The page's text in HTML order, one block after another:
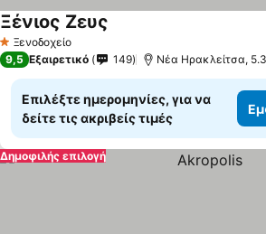
1 Αστέρια
Ξενοδοχείο
Ξένιος Ζευς
9,5 Εξαιρετικό 149 Νέα Ηρακλείτσα,
Επιλέξτε ημερομηνίες, για να
δείτε τις ακριβείς τιμές
Δημοφιλής επιλογή